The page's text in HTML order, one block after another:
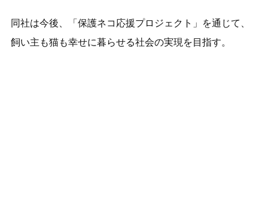
同社は今後、「保護ネコ応援プロジェクト」を通じて、
飼い主も猫も幸せに暮らせる社会の実現を目指す。